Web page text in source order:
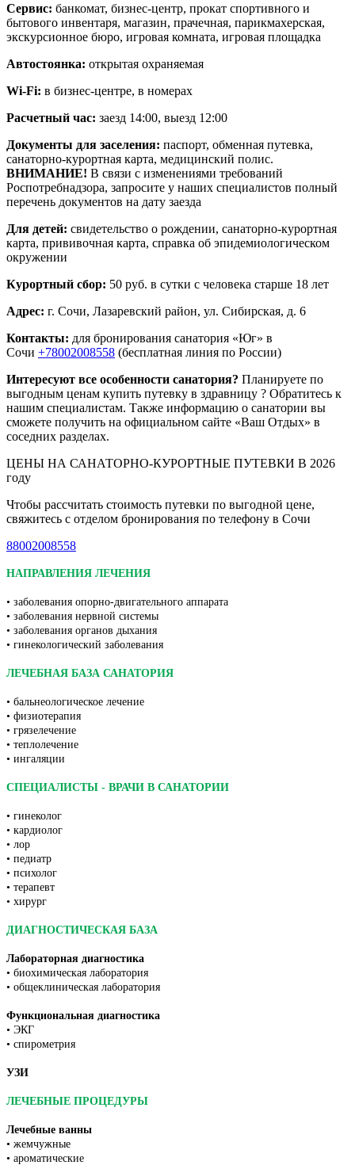
Сервис: банкомат, бизнес-центр, прокат спортивного и
бытового инвентаря, магазин, прачечная, парикмахерская,
экскурсионное бюро, игровая комната, игровая площадка
Автостоянка: открытая охраняемая
Wi-Fi: в бизнес-центре, в номерах
Расчетный час: заезд 14:00, выезд 12:00
Документы для заселения: паспорт, обменная путевка,
санаторно-курортная карта, медицинский полис.
ВНИМАНИЕ! В связи с изменениями требований
Роспотребнадзора, запросите у наших специалистов полный
перечень документов на дату заезда
Для детей: свидетельство о рождении, санаторно-курортная
карта, прививочная карта, справка об эпидемиологическом
окружении
Курортный сбор: 50 руб. в сутки с человека старше 18 лет
Адрес: г. Сочи, Лазаревский район, ул. Сибирская, д. 6
Контакты: для бронирования санатория «Юг» в
Сочи +78002008558 (бесплатная линия по России)
Интересуют все особенности санатория? Планируете по
выгодным ценам купить путевку в здравницу ? Обратитесь к
нашим специалистам. Также информацию о санатории вы
сможете получить на официальном сайте «Ваш Отдых» в
соседних разделах.
ЦЕНЫ НА САНАТОРНО-КУРОРТНЫЕ ПУТЕВКИ В 2026
году
Чтобы рассчитать стоимость путевки по выгодной цене,
свяжитесь с отделом бронирования по телефону в Сочи
88002008558
НАПРАВЛЕНИЯ ЛЕЧЕНИЯ
• заболевания опорно-двигательного аппарата
• заболевания нервной системы
• заболевания органов дыхания
• гинекологический заболевания
ЛЕЧЕБНАЯ БАЗА САНАТОРИЯ
• бальнеологическое лечение
• физиотерапия
• грязелечение
• теплолечение
• ингаляции
СПЕЦИАЛИСТЫ - ВРАЧИ В САНАТОРИИ
• гинеколог
• кардиолог
• лор
• педиатр
• психолог
• терапевт
• хирург
ДИАГНОСТИЧЕСКАЯ БАЗА
Лабораторная диагностика
• биохимическая лаборатория
• общеклиническая лаборатория
Функциональная диагностика
• ЭКГ
• спирометрия
УЗИ
ЛЕЧЕБНЫЕ ПРОЦЕДУРЫ
Лечебные ванны
• жемчужные
• ароматические